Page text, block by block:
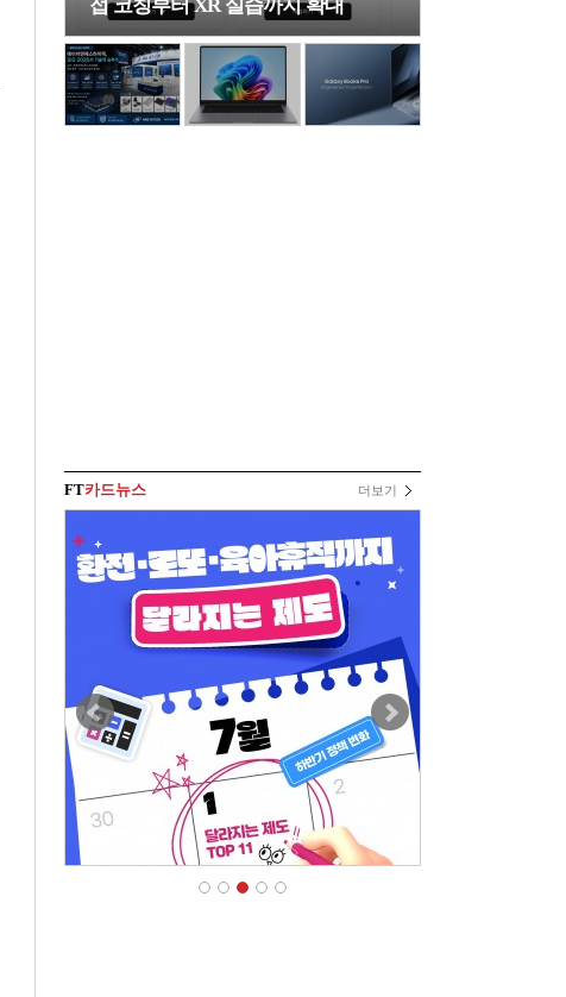
접 코칭부터 XR 실습까지 확대
FT카드뉴스 더보기